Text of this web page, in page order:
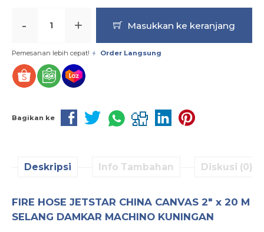
- + Masukkan ke keranjang
Pemesanan lebih cepat! Order Langsung
Bagikan ke
Deskripsi Info Tambahan Diskusi (0)
FIRE HOSE JETSTAR CHINA CANVAS 2″ x 20 M
SELANG DAMKAR MACHINO KUNINGAN